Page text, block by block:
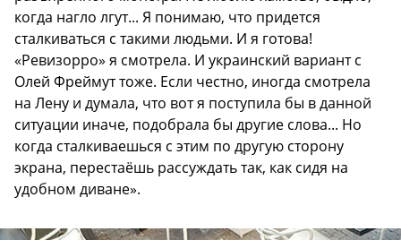
когда нагло лгут... Я понимаю, что придется
сталкиваться с такими людьми. И я готова!
«Ревизорро» я смотрела. И украинский вариант с
Олей Фреймут тоже. Если честно, иногда смотрела
на Лену и думала, что вот я поступила бы в данной
ситуации иначе, подобрала бы другие слова... Но
когда сталкиваешься с этим по другую сторону
экрана, перестаёшь рассуждать так, как сидя на
удобном диване».